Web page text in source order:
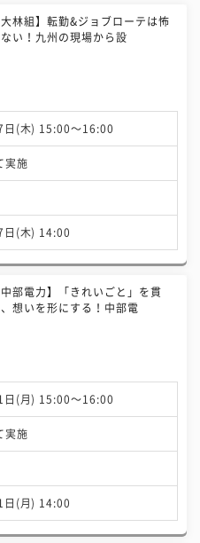
大林組】転勤&ジョブローテは怖
ない！九州の現場から設
日(木) 15:00〜16:00
実施
日(木) 14:00
中部電力】「きれいごと」を貫
、想いを形にする！中部電
日(月) 15:00〜16:00
実施
日(月) 14:00